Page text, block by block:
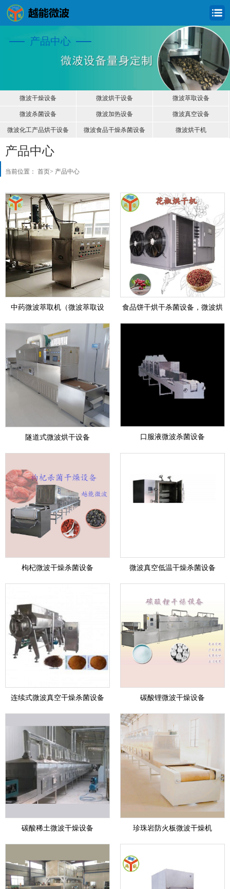
产品中心
微波干燥设备 微波烘干设备 微波萃取设备
微波杀菌设备 微波加热设备 微波真空设备
微波化工产品烘干设备 微波食品干燥杀菌设备 微波烘干机
产品中心
当前位置： 首页> 产品中心
中药微波萃取机（微波萃取设 食品饼干烘干杀菌设备，微波烘
隧道式微波烘干设备 口服液微波杀菌设备
枸杞微波干燥杀菌设备 微波真空低温干燥杀菌设备
连续式微波真空干燥杀菌设备 碳酸锂微波干燥设备
碳酸稀土微波干燥设备 珍珠岩防火板微波干燥机